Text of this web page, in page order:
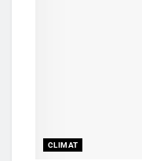
CLIMAT